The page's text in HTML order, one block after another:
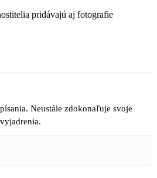
pridávajú aj fotografie
Neustále zdokonaľuje svoje